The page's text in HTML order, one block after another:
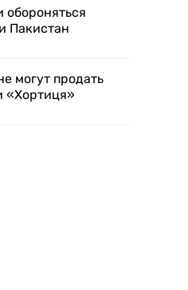
обороняться
Пакистан
могут продать
«Хортиця»